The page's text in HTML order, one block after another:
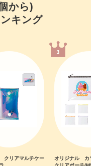
から)
キング
クリアマルチケー
オリジナル カラー